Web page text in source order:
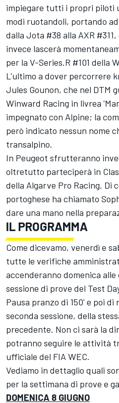
impiegare tutti i propri piloti
modi ruotandoli, portando
dalla Jota #38 alla AXR
invece lascerà
per la V-Series.R #101 della
L'ultimo a dover percorrere
Jules Gounon, che nel DTM
Winward Racing in livrea
impegnato con Alpine; la
però indicato nessun nome
transalpino.
In Peugeot sfrutteranno
oltretutto parteciperà in
della Algarve Pro Racing. Di
portoghese ha chiamato
dare una mano nella
IL PROGRAMMA
Come dicevamo, venerdì e
tutte le verifiche
accenderanno domenica
sessione di prove del Test
Pausa pranzo di 150' e poi
seconda sessione, della
precedente. Non ci sarà la
potranno seguire le attività
ufficiale del FIA WEC.
Vediamo in dettaglio quali
per la settimana di prove e
DOMENICA 8 GIUGNO